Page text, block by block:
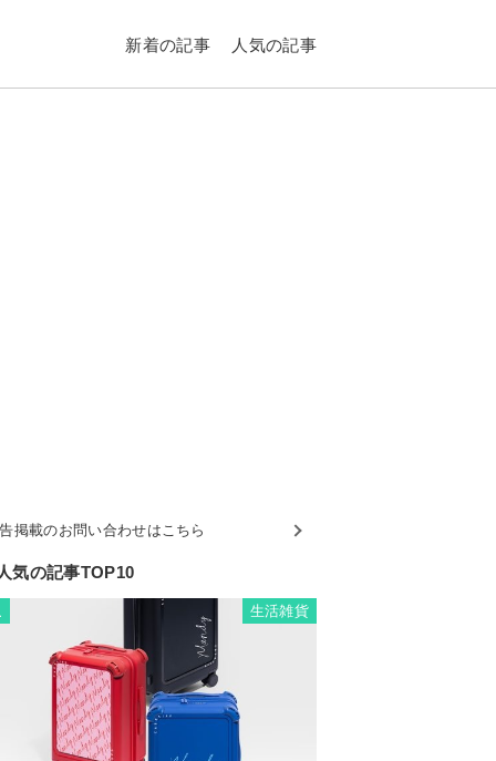
新着の記事 人気の記事
掲載のお問い合わせはこちら
気の記事TOP10
生活雑貨